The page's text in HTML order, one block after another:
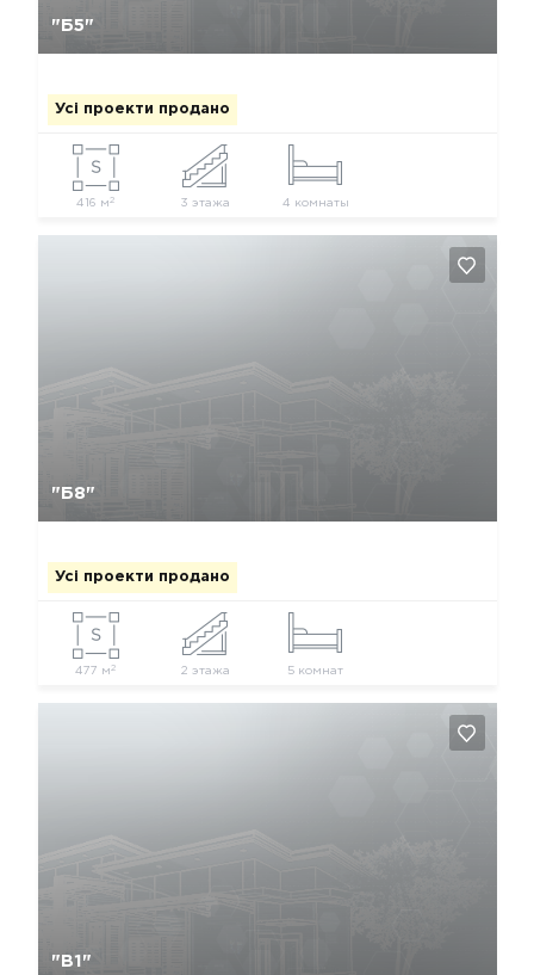
"Б5"
Усі проекти продано
416 м 2 3 этажа 4 комнаты
"Б8"
Усі проекти продано
477 м 2 2 этажа 5 комнат
"В1"